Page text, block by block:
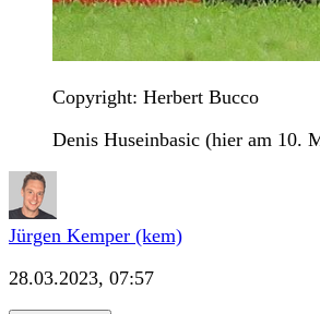
Copyright: Herbert Bucco
Denis Huseinbasic (hier am 10.
Jürgen Kemper (kem)
28.03.2023, 07:57